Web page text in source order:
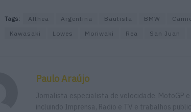
Tags: Althea Argentina Bautista BMW
Kawasaki
Lowes Moriwaki Rea San Juan
Paulo Araújo
Jornalista especialista de velocidade, MotoGP e
incluindo Imprensa, Radio e TV e trabalhos